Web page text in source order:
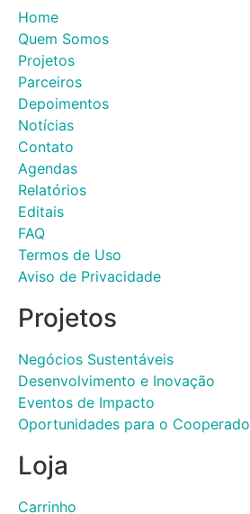
Home
Quem Somos
Projetos
Parceiros
Depoimentos
Notícias
Contato
Agendas
Relatórios
Editais
FAQ
Termos de Uso
Aviso de Privacidade
Projetos
Negócios Sustentáveis
Desenvolvimento e Inovação
Eventos de Impacto
Oportunidades para o Cooperado
Loja
Carrinho